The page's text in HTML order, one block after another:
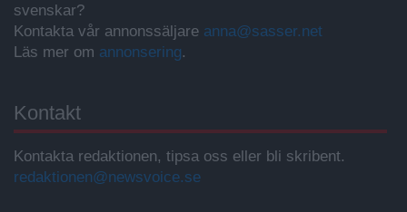
svenskar?
Kontakta vår annonssäljare anna@sasser.net
Läs mer om annonsering.
Kontakt
Kontakta redaktionen, tipsa oss eller bli skribent.
redaktionen@newsvoice.se